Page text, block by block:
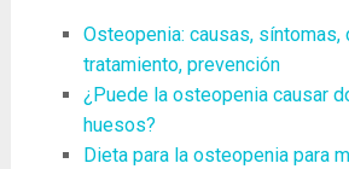
Osteopenia: causas, síntomas,
tratamiento, prevención
¿Puede la osteopenia causar
huesos?
Dieta para la osteopenia para